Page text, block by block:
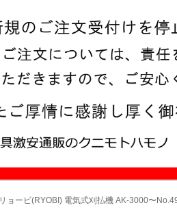
リョービ(RYOBI) 電気式刈払機 AK-3000〜